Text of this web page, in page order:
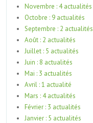
Novembre : 4 actualités
Octobre : 9 actualités
Septembre : 2 actualités
Août : 2 actualités
Juillet : 5 actualités
Juin : 8 actualités
Mai : 3 actualités
Avril : 1 actualité
Mars : 4 actualités
Février : 3 actualités
Janvier : 5 actualités